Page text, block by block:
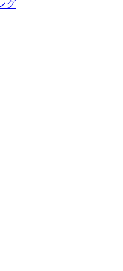
グ